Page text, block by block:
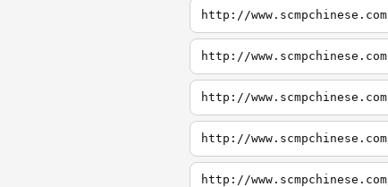
http://
http://
http://
http://
http://